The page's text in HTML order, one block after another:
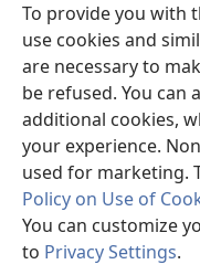
To provide you with
use cookies and
are necessary to
be refused. You can
additional cookies,
your experience.
used for marketing.
Policy on Use of
You can customize
to Privacy Settings.
Mĩvothi
(opens
new
window)Watchtower
(opens
new
JW Hub ®
(opens
new
window)
Copyright© 2026 Watch
MĨAO YA KŨTŨMĨA|